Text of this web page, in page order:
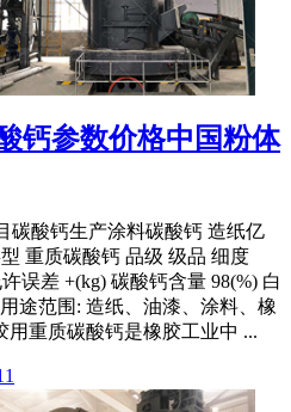
钙参数价格中国粉体
碳酸钙生产涂料碳酸钙 造纸亿
重质碳酸钙 品级 级品 细度
误差 +(kg) 碳酸钙含量 98(%) 白
途范围: 造纸、油漆、涂料、橡
用重质碳酸钙是橡胶工业中 ...